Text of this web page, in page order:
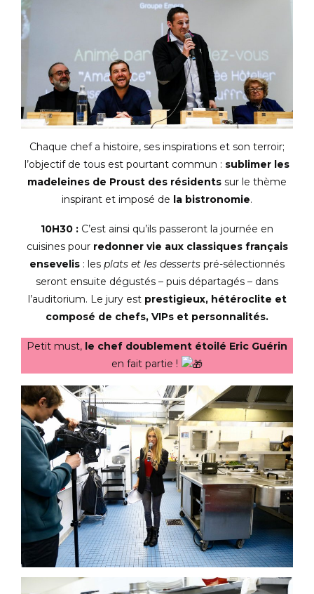
Chaque chef a histoire, ses inspirations et son terroir;
l’objectif de tous est pourtant commun : sublimer les
madeleines de Proust des résidents sur le thème
inspirant et imposé de la bistronomie.
10H30 : C’est ainsi qu’ils passeront la journée en
cuisines pour redonner vie aux classiques français
ensevelis : les plats et les desserts pré-sélectionnés
seront ensuite dégustés – puis départagés – dans
l’auditorium. Le jury est prestigieux, hétéroclite et
composé de chefs, VIPs et personnalités.
Petit must, le chef doublement étoilé Eric Guérin
en fait partie !